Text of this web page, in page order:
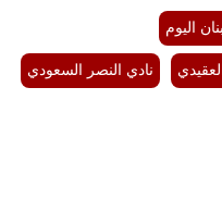
اليوم
نادي النصر السعودي